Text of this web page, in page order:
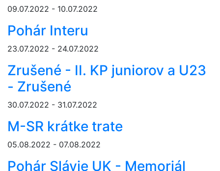
09.07.2022 - 10.07.2022
Pohár Interu
23.07.2022 - 24.07.2022
Zrušené - II. KP juniorov a U23
- Zrušené
30.07.2022 - 31.07.2022
M-SR krátke trate
05.08.2022 - 07.08.2022
Pohár Slávie UK - Memoriál